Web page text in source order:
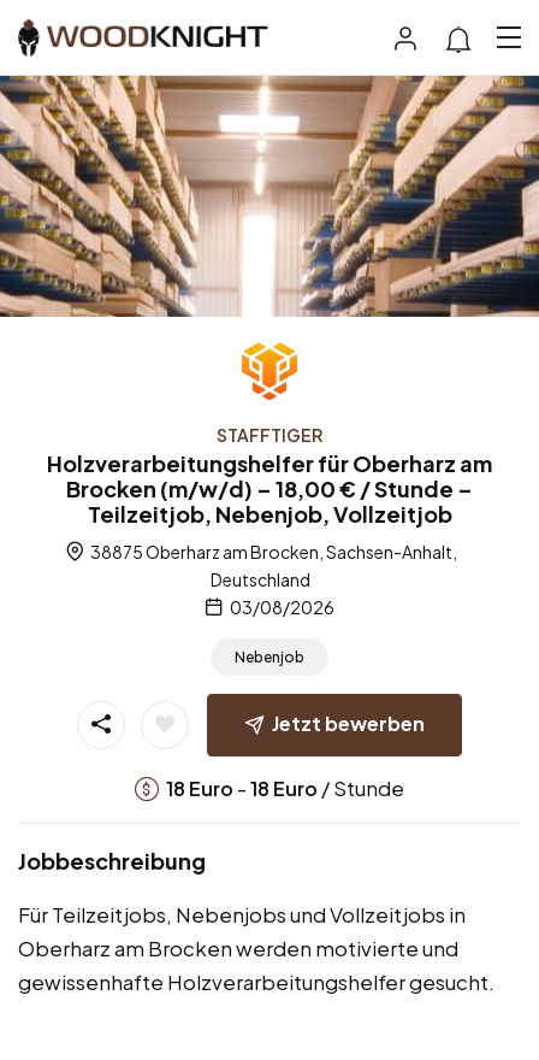
STAFFTIGER
Holzverarbeitungshelfer für Oberharz am
Brocken (m/w/d) – 18,00 € / Stunde –
Teilzeitjob, Nebenjob, Vollzeitjob
38875 Oberharz am Brocken, Sachsen-Anhalt,
Deutschland
03/08/2026
Nebenjob
Jetzt bewerben
18 Euro -18 Euro / Stunde
Jobbeschreibung
Für Teilzeitjobs, Nebenjobs und Vollzeitjobs in
Oberharz am Brocken werden motivierte und
gewissenhafte Holzverarbeitungshelfer gesucht.